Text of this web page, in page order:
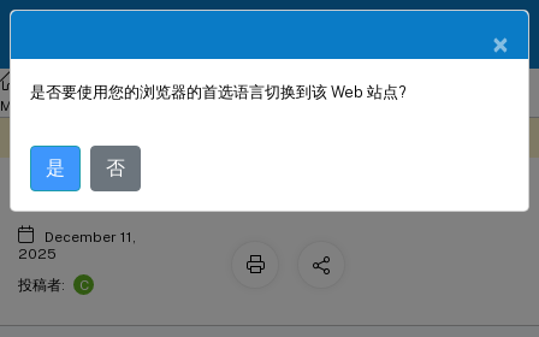
NetScalerConsole 本地部署
NetScaler Application Delivery
Management 13.1
应用程序管理和应用程序仪表板
December 11,
2025
投稿者:
C
×
是否要使用您的浏览器的首选语言切换到该 Web 站点?
是 否